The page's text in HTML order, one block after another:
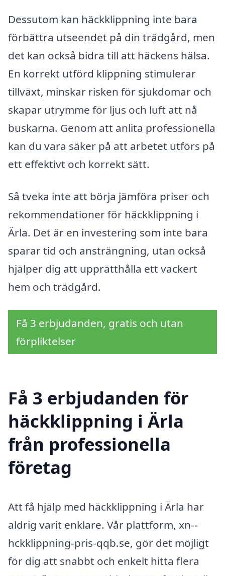
Dessutom kan häckklippning inte bara
förbättra utseendet på din trädgård, men
det kan också bidra till att häckens hälsa.
En korrekt utförd klippning stimulerar
tillväxt, minskar risken för sjukdomar och
skapar utrymme för ljus och luft att nå
buskarna. Genom att anlita professionella
kan du vara säker på att arbetet utförs på
ett effektivt och korrekt sätt.
Så tveka inte att börja jämföra priser och
rekommendationer för häckklippning i
Ärla. Det är en investering som inte bara
sparar tid och ansträngning, utan också
hjälper dig att upprätthålla ett vackert
hem och trädgård.
Få 3 erbjudanden, gratis och utan
förpliktelser
Få 3 erbjudanden för
häckklippning i Ärla
från professionella
företag
Att få hjälp med häckklippning i Ärla har
aldrig varit enklare. Vår plattform, xn--
hckklippning-pris-qqb.se, gör det möjligt
för dig att snabbt och enkelt hitta flera